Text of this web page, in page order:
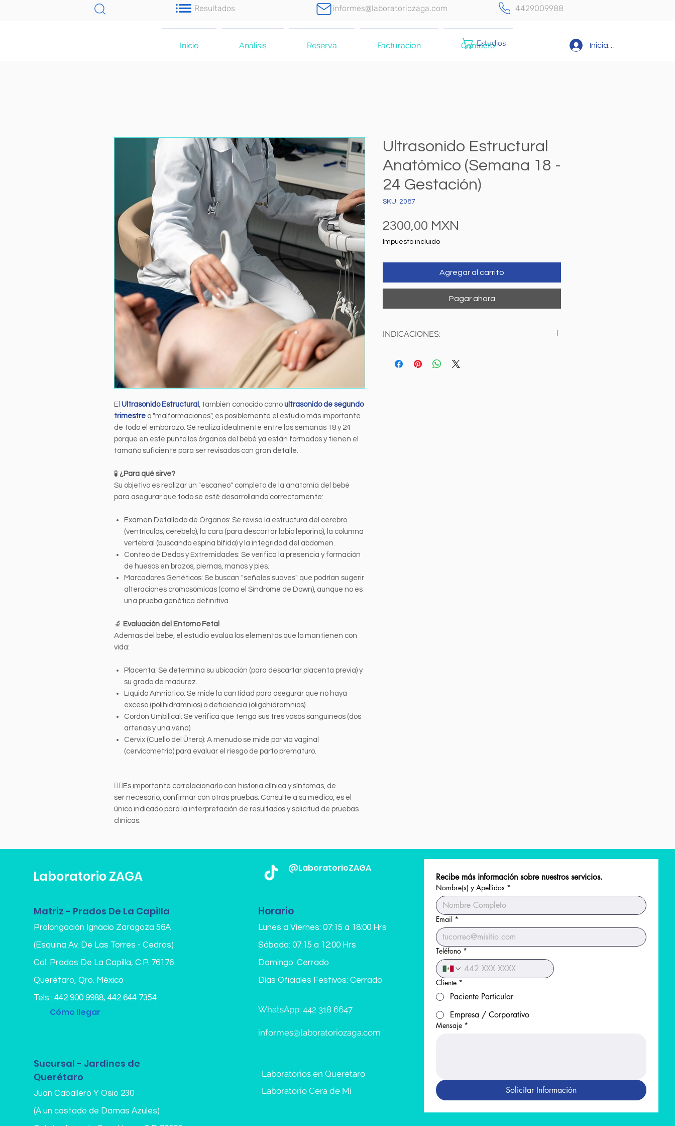
Resultados informes@laboratoriozaga.com 4429009988
Estudios Iniciar sesión
Inicio Análisis Reserva Facturacion Contacto
El Ultrasonido Estructural , también conocido como ultrasonido de segundo
trimestre o "malformaciones", es posiblemente el estudio más importante
de todo el embarazo. Se realiza idealmente entre las semanas 18 y 24
porque en este punto los órganos del bebé ya están formados y tienen el
tamaño suficiente para ser revisados con gran detalle.
🧪 ¿Para qué sirve?
Su objetivo es realizar un "escaneo" completo de la anatomía del bebé
para asegurar que todo se esté desarrollando correctamente:
Examen Detallado de Órganos: Se revisa la estructura del cerebro
(ventrículos, cerebelo), la cara (para descartar labio leporino), la columna
vertebral (buscando espina bífida) y la integridad del abdomen.
Conteo de Dedos y Extremidades: Se verifica la presencia y formación
de huesos en brazos, piernas, manos y pies.
Marcadores Genéticos: Se buscan "señales suaves" que podrían sugerir
alteraciones cromosómicas (como el Síndrome de Down), aunque no es
una prueba genética definitiva.
🔬 Evaluación del Entorno Fetal
Además del bebé, el estudio evalúa los elementos que lo mantienen con
vida:
Placenta: Se determina su ubicación (para descartar placenta previa) y
su grado de madurez.
Líquido Amniótico: Se mide la cantidad para asegurar que no haya
exceso (polihidramnios) o deficiencia (oligohidramnios).
Cordón Umbilical: Se verifica que tenga sus tres vasos sanguíneos (dos
arterias y una vena).
Cérvix (Cuello del Útero): A menudo se mide por vía vaginal
(cervicometría) para evaluar el riesgo de parto prematuro.
👩‍⚕️Es importante correlacionarlo con historia clínica y síntomas, de
ser necesario, confirmar con otras pruebas. Consulte a su médico, es el
único indicado para la interpretación de resultados y solicitud de pruebas
clínicas.
Ultrasonido Estructural
Anatómico (Semana 18 -
24 Gestación)
SKU: 2087
2300,00 MXN
Impuesto incluido
Agregar al carrito
Pagar ahora
INDICACIONES:
Se realiza únicamente en
Laboratorio ZAGA
Matriz - Prados De La Capilla
Prolongación Ignacio Zaragoza 56A
(Esquina Av. De Las Torres - Cedros)
Col. Prados De La Capilla, C.P. 76176
Querétaro, Qro. México
Tels.: 442 900 9988, 442 644 7354
Cómo llegar
Sucursal - Jardines de
Querétaro
Juan Caballero Y Osio 230
(A un costado de Damas Azules)
Horario
Lunes a Viernes: 07:15 a 18:00 Hrs
Sábado: 07:15 a 12:00 Hrs
Domingo: Cerrado
Días Oficiales Festivos: Cerrado
WhatsApp: 442 318 6647
informes@laboratoriozaga.com
Laboratorios en Queretaro
Laboratorio Cera de Mi
Recibe más información sobre nuestros servicios.
Nombre(s) y Apellidos *
Email *
Teléfono *
Cliente *
Paciente Particular
Empresa / Corporativo
Mensaje *
Solicitar Información
@LaboratorioZAGA